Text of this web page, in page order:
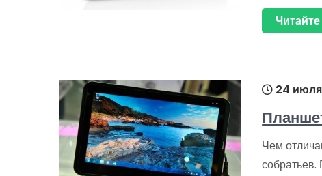
24
Чем
собратьев.